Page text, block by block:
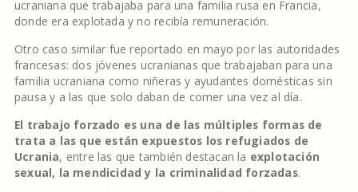
ucraniana que trabajaba para una familia rusa en Francia,
donde era explotada y no recibía remuneración.
Otro caso similar fue reportado en mayo por las autoridades
francesas: dos jóvenes ucranianas que trabajaban para una
familia ucraniana como niñeras y ayudantes domésticas sin
pausa y a las que solo daban de comer una vez al día.
El trabajo forzado es una de las múltiples formas de
trata a las que están expuestos los refugiados de
Ucrania, entre las que también destacan la explotación
sexual, la mendicidad y la criminalidad forzadas.